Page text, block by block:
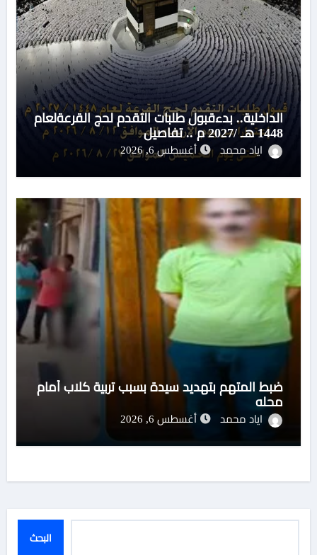
الداخلية.. بدءقبول طلبات التقدم لحج القرعةلعام
1448 هـ /2027 م .. تفاصيل
اياد محمد أغسطس 6, 2026
ضبط المتهم بتهديد سيدة بسبب تربية كلاب أمام
محله
اياد محمد أغسطس 6, 2026
البحث